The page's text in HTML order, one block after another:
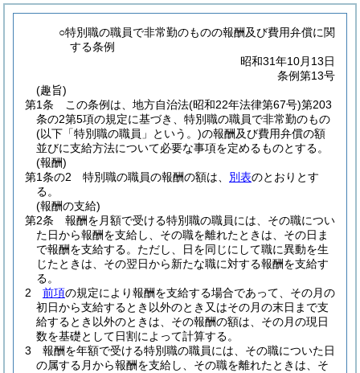
○特別職の職員で非常勤のものの報酬及び費用弁償に関
する条例
昭和31年10月13日
条例第13号
(趣旨)
第1条
この条例は、地方自治法(昭和22年法律第67号)第203
条の2第5項の規定に基づき、特別職の職員で非常勤のもの
(以下「特別職の職員」という。)の報酬及び費用弁償の額
並びに支給方法について必要な事項を定めるものとする。
(報酬)
第1条の2
特別職の職員の報酬の額は、 別表のとおりとす
る。
(報酬の支給)
第2条
報酬を月額で受ける特別職の職員には、その職につい
た日から報酬を支給し、その職を離れたときは、その日ま
で報酬を支給する。 ただし、日を同じにして職に異動を生
じたときは、その翌日から新たな職に対する報酬を支給す
る。
2
前項の規定により報酬を支給する場合であって、その月の
初日から支給するとき以外のとき又はその月の末日まで支
給するとき以外のときは、その報酬の額は、その月の現日
数を基礎として日割によって計算する。
3
報酬を年額で受ける特別職の職員には、その職についた日
の属する月から報酬を支給し、その職を離れたときは、そ